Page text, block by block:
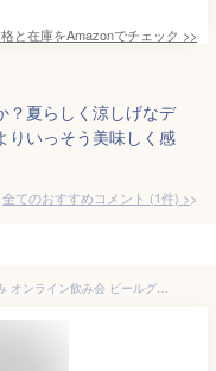
と在庫をAmazonでチェック >>
？夏らしく涼しげなデ
りいっそう美味しく感
全てのおすすめコメント (1件) >
琉球ガラス 琉球グラス コップ 家飲み 宅飲み オンライン飲み会 ビールグラス ビアグラス ビア グラス 焼酎グラス 梅酒グラス 結婚祝い 引き出物 結婚式 誕生日プレゼント ガラスコップ 泡盛 おしゃれ かわいい【さざ波ビアグラス/青・緑】